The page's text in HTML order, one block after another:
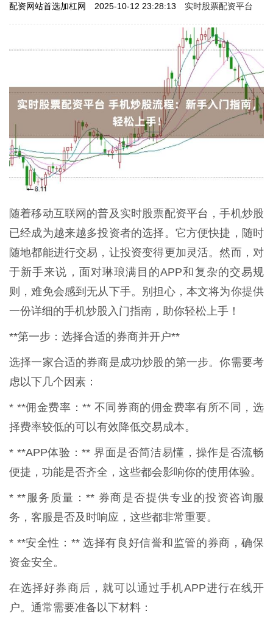
配资网站首选加杠网 2025-10-12 23:28:13 实时股票配资平台
随着移动互联网的普及实时股票配资平台，手机炒股
已经成为越来越多投资者的选择。它方便快捷，随时
随地都能进行交易，让投资变得更加灵活。然而，对
于新手来说，面对琳琅满目的APP和复杂的交易规
则，难免会感到无从下手。别担心，本文将为你提供
一份详细的手机炒股入门指南，助你轻松上手！
**第一步：选择合适的券商并开户**
选择一家合适的券商是成功炒股的第一步。你需要考
虑以下几个因素：
* **佣金费率：** 不同券商的佣金费率有所不同，选
择费率较低的可以有效降低交易成本。
* **APP体验：** 界面是否简洁易懂，操作是否流畅
便捷，功能是否齐全，这些都会影响你的使用体验。
* **服务质量：** 券商是否提供专业的投资咨询服
务，客服是否及时响应，这些都非常重要。
* **安全性：** 选择有良好信誉和监管的券商，确保
资金安全。
在选择好券商后，就可以通过手机APP进行在线开
户。通常需要准备以下材料：